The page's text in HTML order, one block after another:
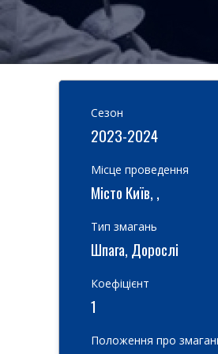
Cезон
2023-2024
Місце проведення
Місто Київ, ,
Тип змагань
Шпага, Дорослі
Коефіцієнт
1
Положення про